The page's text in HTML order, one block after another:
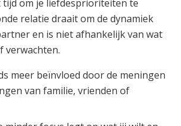
tijd om je liefdesprioriteiten te
relatie draait om de dynamiek
en is niet afhankelijk van wat
verwachten.
meer beïnvloed door de meningen
van familie, vrienden of